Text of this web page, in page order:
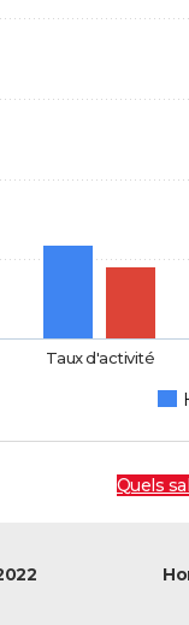
Taux d'activité
Quels